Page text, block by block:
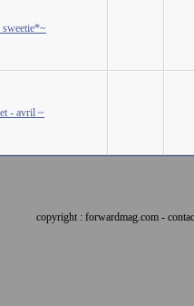
- avril ~
copyright : forwardmag.com -